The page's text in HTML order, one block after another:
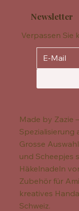
Newsletter
Verpassen Sie
Made by Zazie
Spezialisierung
Grosse
und Scheepjes
Häkelnadeln
Zubehör für
kreatives
Schweiz.